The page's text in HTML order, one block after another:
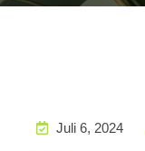
Juli 6, 2024